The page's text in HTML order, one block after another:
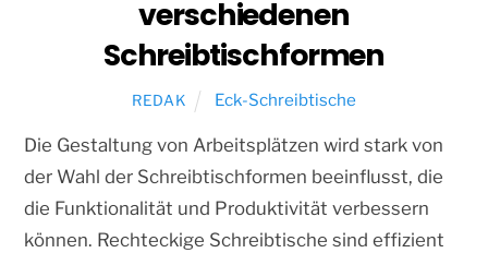
verschiedenen
Schreibtischformen
REDAK Eck-Schreibtische
Die Gestaltung von Arbeitsplätzen wird stark von
der Wahl der Schreibtischformen beeinflusst, die
die Funktionalität und Produktivität verbessern
können. Rechteckige Schreibtische sind effizient